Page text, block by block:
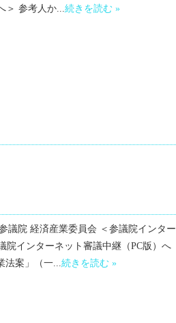
＞ 参考人か... 続きを読む »
議院 経済産業委員会 ＜参議院インター
院インターネット審議中継（PC版）へ
法案」（一... 続きを読む »